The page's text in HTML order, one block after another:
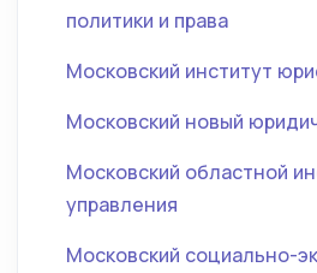
политики и права
Московский институт
Московский новый
Московский областной
управления
Московский социально-